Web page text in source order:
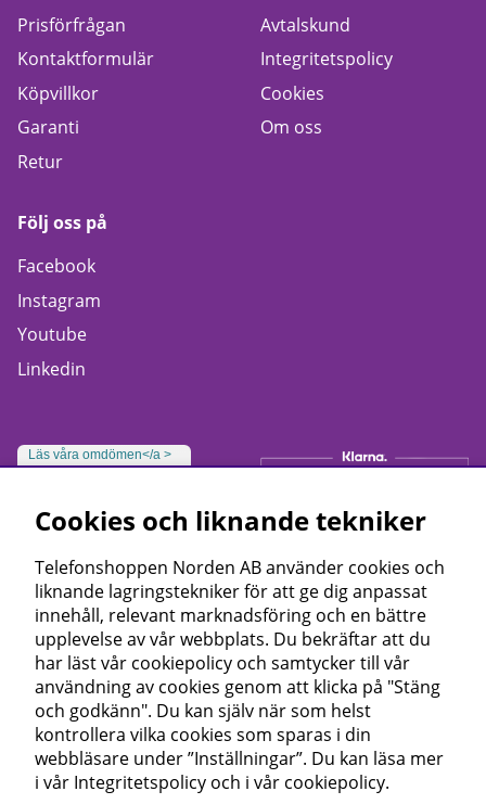
Prisförfrågan
Kontaktformulär
Köpvillkor
Garanti
Retur
Avtalskund
Integritetspolicy
Cookies
Om oss
Följ oss på
Facebook
Instagram
Youtube
Linkedin
Läs våra omdömen</a >
Cookies och liknande tekniker
Telefonshoppen Norden AB använder cookies och
liknande lagringstekniker för att ge dig anpassat
innehåll, relevant marknadsföring och en bättre
upplevelse av vår webbplats. Du bekräftar att du
har läst vår cookiepolicy och samtycker till vår
användning av cookies genom att klicka på "Stäng
och godkänn". Du kan själv när som helst
kontrollera vilka cookies som sparas i din
webbläsare under ”Inställningar”. Du kan läsa mer
i vår Integritetspolicy och i vår cookiepolicy.